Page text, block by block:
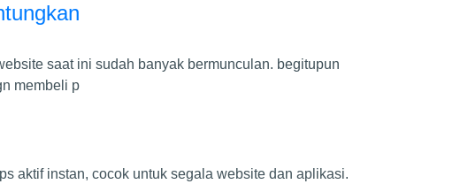
saat ini sudah banyak bermunculan. begitupun
membeli p
aktif instan, cocok untuk segala website dan aplikasi.